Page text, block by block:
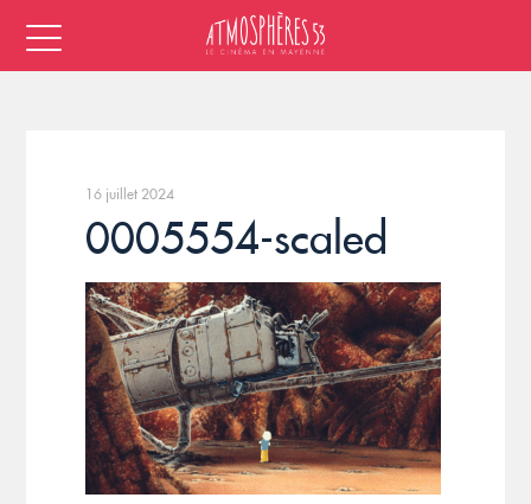
16 juillet 2024
0005554-scaled